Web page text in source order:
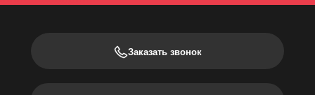
Заказать звонок